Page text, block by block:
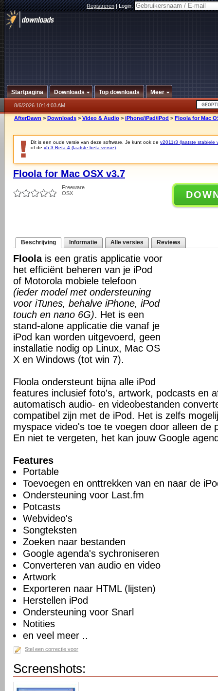
Registreren|Login:
Startpagina Downloads Top downloads Meer
8/6/2026 10:14:03 AM
AfterDawn > Downloads > Video & Audio > iPhone/iPad/iPod > Floola for Mac
Dit is een oude versie van deze software. Je kunt ook de v2011r3 (laatste stabiele
of de v5.3 Beta 4 (laatste beta versie)
Floola for Mac OSX v3.7
Freeware
OSX
Beschrijving Informatie Alle versies Reviews
Floolais een gratis applicatie voor
het efficiënt beheren van je iPod
of Motorola mobiele telefoon
(ieder model met ondersteuning
voor iTunes, behalve iPhone, iPod
touch en nano 6G). Het is een
stand-alone applicatie die vanaf je
iPod kan worden uitgevoerd, geen
installatie nodig op Linux, Mac OS
X en Windows (tot win 7).
Floola ondersteunt bijna alle iPod
features inclusief foto's, artwork, podcasts en
automatisch audio- en videobestanden
compatibel zijn met de iPod. Het is zelfs
myspace video's toe te voegen door alleen de
En niet te vergeten, het kan jouw Google
Features
Portable
Toevoegen en onttrekken van en naar de
Ondersteuning voor Last.fm
Potcasts
Webvideo's
Songteksten
Zoeken naar bestanden
Google agenda's sychroniseren
Converteren van audio en video
Artwork
Exporteren naar HTML (lijsten)
Herstellen iPod
Ondersteuning voor Snarl
Notities
en veel meer ..
Stel een correctie voor
Screenshots: